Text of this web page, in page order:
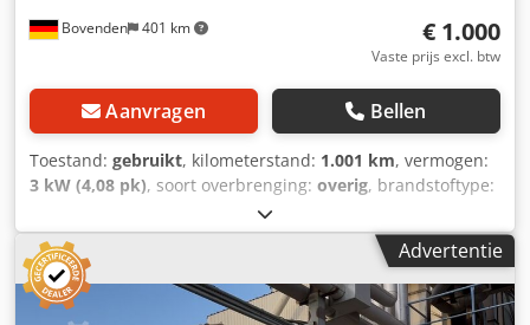
Bovenden 401 km € 1.000
Vaste prijs excl. btw
Aanvragen Bellen
Toestand: gebruikt, kilometerstand: 1.001 km, vermogen:
3 kW (4,08 pk), soort overbrenging: overig, brandstoftype:
, leeggewicht:
01/2006, Bouwjaar:2006, bestuurderscabine:overig,
Voertuiglocatie: Bovenden, Hatz dieselmotor! Accessoire-
informatie zonder garantie, wijzigingen, tussentijdse
verkoop en vergissingen voorbehouden! Crsdpjxy Sw Sjfx
Advertentie